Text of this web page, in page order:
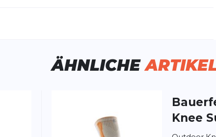
Produkt !
der Silikonstreifen auf der Unterseite
ÄHNLICHE
Knee